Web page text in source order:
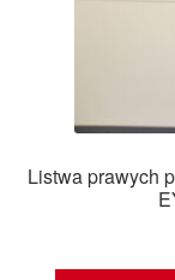
Listwa prawych